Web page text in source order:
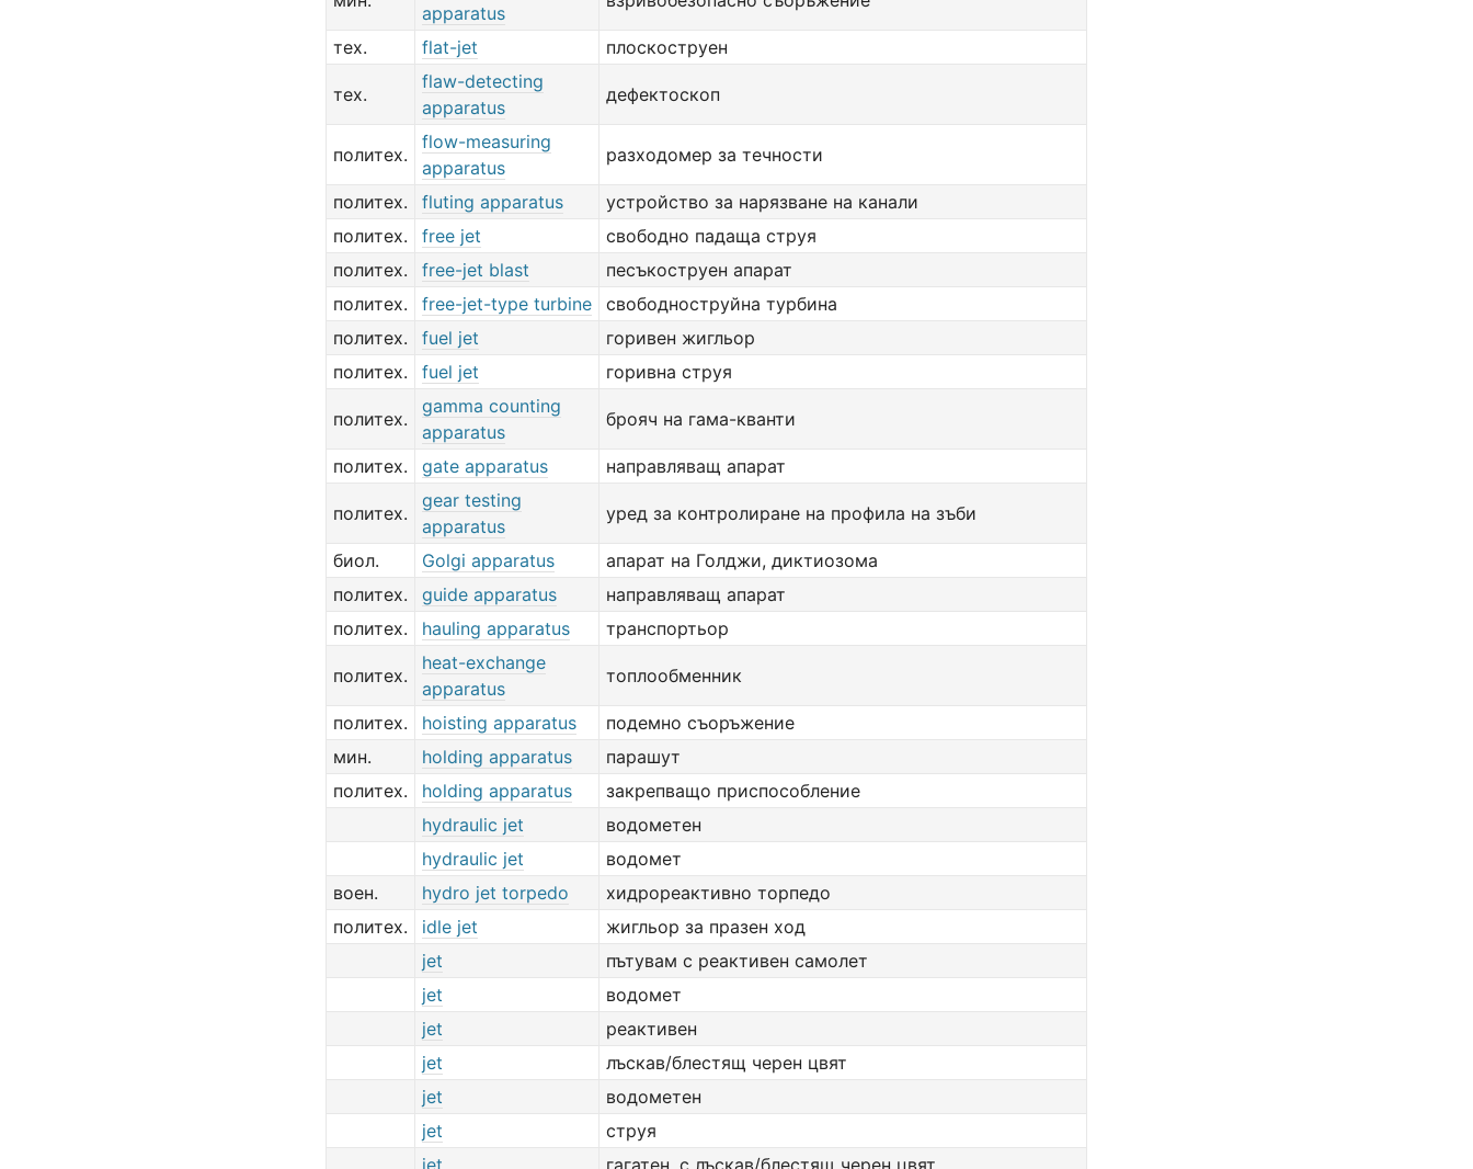
apparatus
тех. flat-jet плоскоструен
тех.
flaw-detecting
apparatus
дефектоскоп
политех.
flow-measuring
apparatus
разходомер за течности
политех. fluting apparatus
устройство за нарязване на канали
политех.
free jet
свободно падаща струя
политех.
free-jet blast
песъкоструен апарат
политех.
free-jet-type turbine
свободноструйна турбина
политех.
fuel jet
горивен жигльор
политех.
fuel jet горивна струя
политех.
gamma counting
apparatus
брояч на гама-кванти
политех. gate apparatus направляващ апарат
политех.
gear testing
apparatus
уред за контролиране на профила на зъби
биол. Golgi apparatus
апарат на Голджи, диктиозома
политех.
guide apparatus
направляващ апарат
политех.
hauling apparatus транспортьор
политех.
heat-exchange
apparatus
топлообменник
политех. hoisting apparatus
подемно съоръжение
мин.
holding apparatus
парашут
политех.
holding apparatus
закрепващо приспособление
hydraulic jet
водометен
hydraulic jet
водомет
воен.
hydro jet torpedo
хидрореактивно торпедо
политех.
idle jet
жигльор за празен ход
jet
пътувам с реактивен самолет
jet
водомет
jet
реактивен
jet
лъскав/блестящ черен цвят
jet
водометен
jet
струя
jet
гагатен, с лъскав/блестящ черен цвят